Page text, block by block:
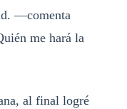
—comenta
me hará la
al final logré